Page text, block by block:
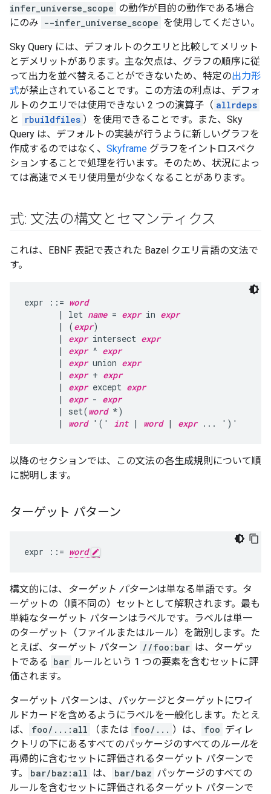
infer_universe_scope の動作が目的の動作である場合
にのみ --infer_universe_scope を使用してください。
Sky Query には、デフォルトのクエリと比較してメリット
とデメリットがあります。主な欠点は、グラフの順序に従
って出力を並べ替えることができないため、特定の出力形
式が禁止されていることです。この方法の利点は、デフォ
ルトのクエリでは使用できない 2 つの演算子（ allrdeps
と
rbuildfiles ）を使用できることです。また、Sky
Query は、デフォルトの実装が行うように新しいグラフを
作成するのではなく、 Skyframe グラフをイントロスペク
ションすることで処理を行います。そのため、状況によっ
ては高速でメモリ使用量が少なくなることがあります。
式: 文法の構文とセマンティクス
これは、EBNF 表記で表された Bazel クエリ言語の文法で
す。
expr ::= word
       | let
name = expr in expr
       | (
expr)
       |
expr intersect expr
       |
expr ^ expr
       |
expr union expr
       |
expr + expr
       |
expr except expr
       |
expr - expr
       | set(
word *)
       |
word '(' int | word | expr
以降のセクションでは、この文法の各生成規則について順
に説明します。
ターゲット パターン
expr ::= word
構文的には、 ターゲット パターンは単なる単語です。タ
ーゲットの（順不同の）セットとして解釈されます。最も
単純なターゲット パターンはラベルです。ラベルは単一
のターゲット（ファイルまたはルール）を識別します。た
とえば、ターゲット パターン //foo:bar は、ターゲッ
トである bar ルールという 1 つの要素を含むセットに評
価されます。
ターゲット パターンは、パッケージとターゲットにワイ
ルドカードを含めるようにラベルを一般化します。たとえ
ば、
foo/...:all （または foo/... ）は、 foo ディレ
クトリの下にあるすべてのパッケージのすべてのルールを
再帰的に含むセットに評価されるターゲット パターンで
す。
bar/baz:all は、 bar/baz パッケージのすべての
ルールを含むセットに評価されるターゲット パターンで